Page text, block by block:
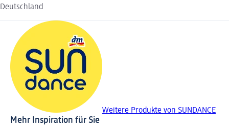
Deutschland
Weitere Produkte von SUNDANCE
Mehr Inspiration für Sie